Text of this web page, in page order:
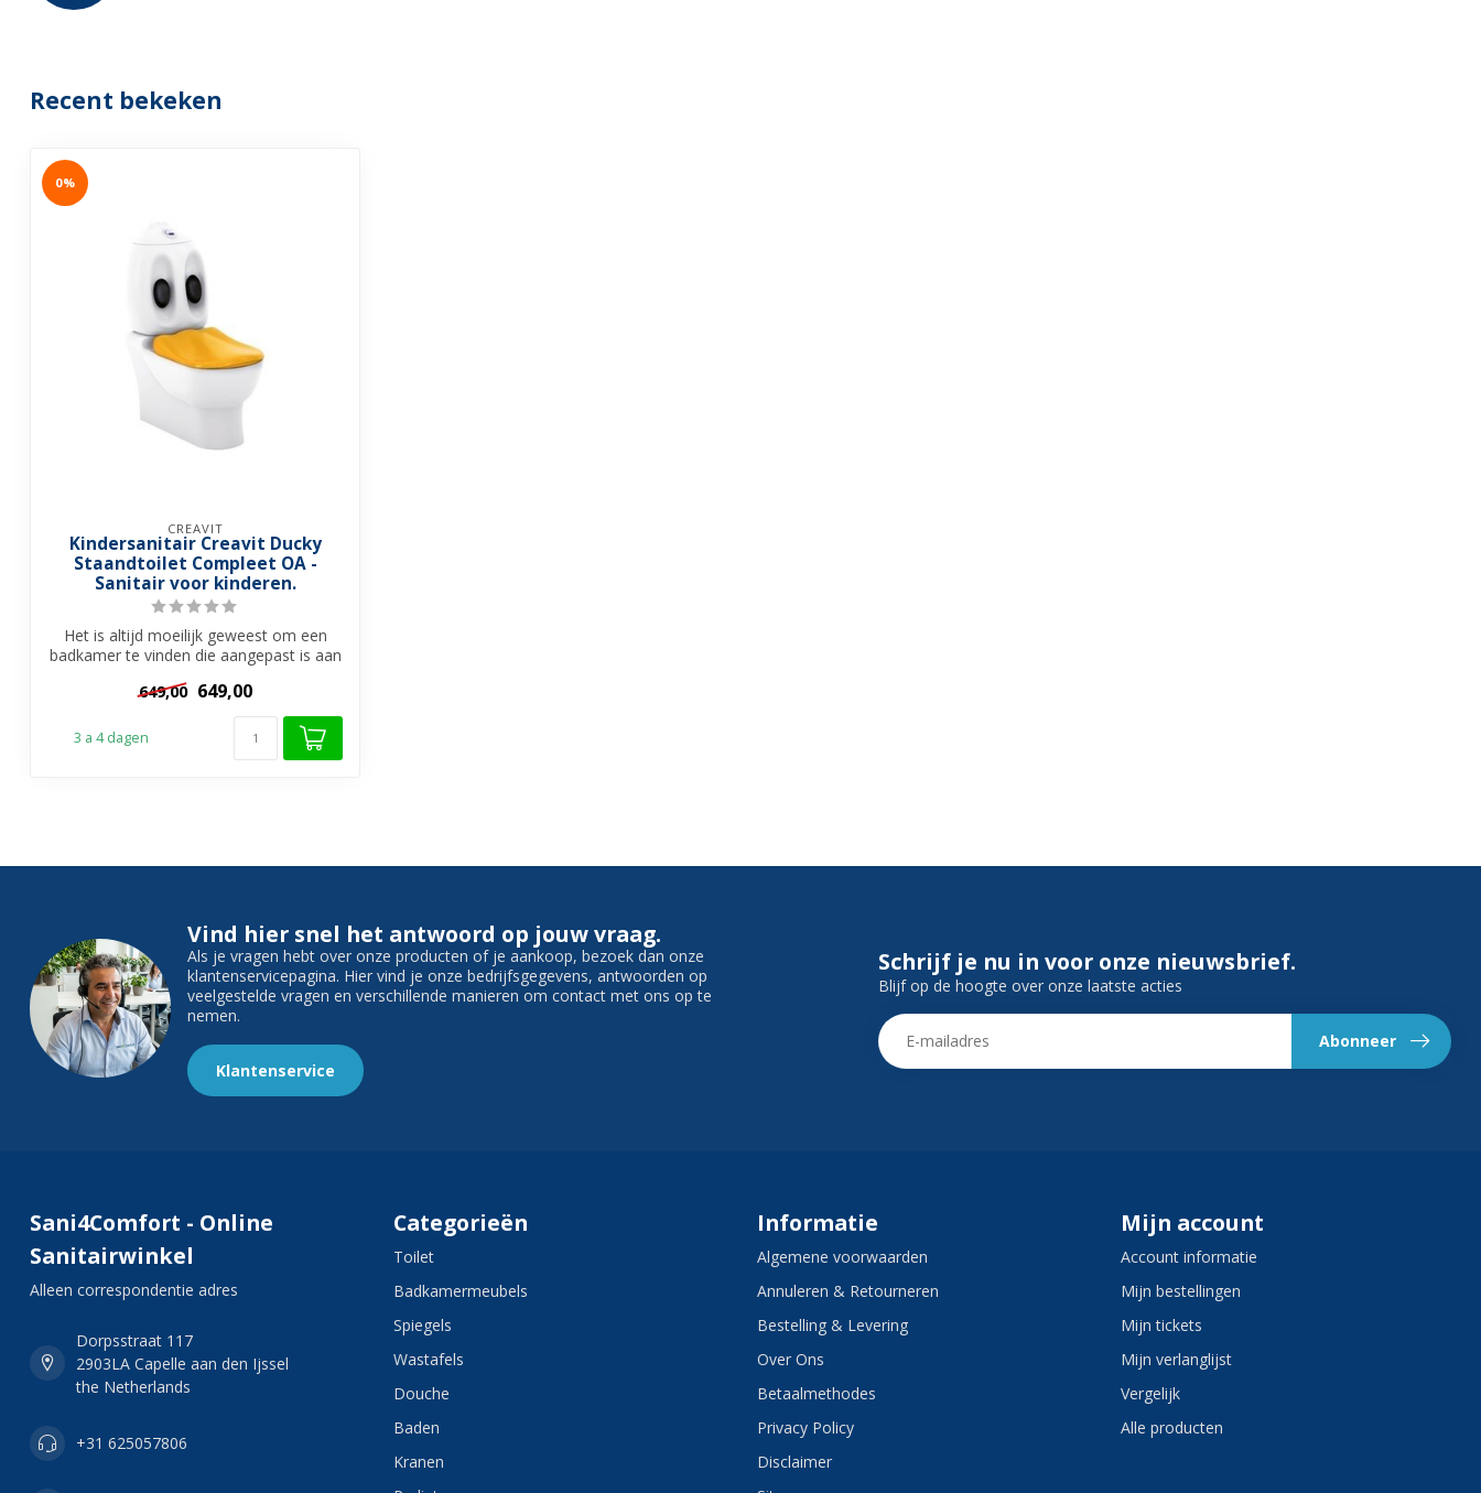
Recent bekeken
0%
CREAVIT
Kindersanitair Creavit Ducky
Staandtoilet Compleet OA -
Sanitair voor kinderen.
Het is altijd moeilijk geweest om een
badkamer te vinden die aangepast is aan
649,00 649,00
3 a 4 dagen
Vind hier snel het antwoord op jouw vraag.
Als je vragen hebt over onze producten of je aankoop, bezoek dan onze
klantenservicepagina. Hier vind je onze bedrijfsgegevens, antwoorden op
veelgestelde vragen en verschillende manieren om contact met ons op te
nemen.
Klantenservice
Schrijf je nu in voor onze nieuwsbrief.
Blijf op de hoogte over onze laatste acties
Abonneer
Sani4Comfort - Online
Sanitairwinkel
Alleen correspondentie adres
Dorpsstraat 117
2903LA Capelle aan den Ijssel
the Netherlands
+31 625057806
Categorieën
Toilet
Badkamermeubels
Spiegels
Wastafels
Douche
Baden
Kranen
Informatie
Algemene voorwaarden
Annuleren & Retourneren
Bestelling & Levering
Over Ons
Betaalmethodes
Privacy Policy
Disclaimer
Mijn account
Account informatie
Mijn bestellingen
Mijn tickets
Mijn verlanglijst
Vergelijk
Alle producten